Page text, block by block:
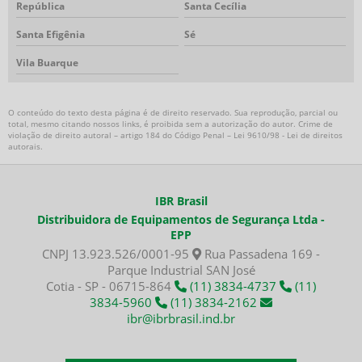
Torre de iluminação portátil
Torre de iluminação preço
Exaustor industrial a prova de explosão
Exaustor para área classificada
Ventilador industrial área classificada
Exaustor ATEX
Aluguel exaustor a prova de explosão
Ventilação para espaço confinado
Exaustor intrinsecamente seguro
Exaustor atmosferas explosivas
República Santa Cecília
Santa Efigênia Sé
Vila Buarque
O conteúdo do texto desta página é de direito reservado. Sua reprodução, parcial ou
total, mesmo citando nossos links, é proibida sem a autorização do autor. Crime de
violação de direito autoral – artigo 184 do Código Penal – Lei 9610/98 - Lei de direitos
autorais.
IBR Brasil
Distribuidora de Equipamentos de Segurança Ltda -
EPP
CNPJ 13.923.526/0001-95
Rua Passadena 169 -
Parque Industrial SAN José
Cotia - SP - 06715-864
(11) 3834-4737
(11)
3834-5960
(11) 3834-2162
ibr@ibrbrasil.ind.br